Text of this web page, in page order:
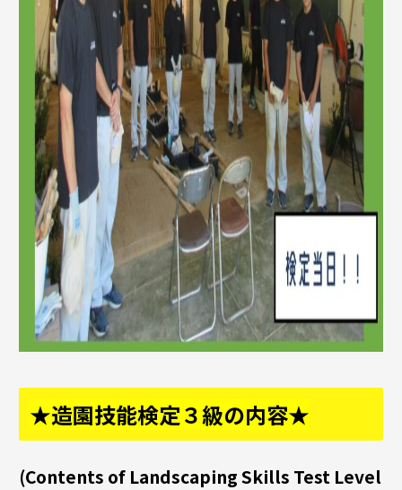
★造園技能検定３級の内容★
(Contents of Landscaping Skills Test Level